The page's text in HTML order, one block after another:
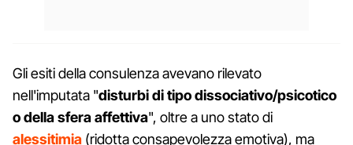
Gli esiti della consulenza avevano rilevato
nell'imputata "disturbi di tipo dissociativo/psicotico
o della sfera affettiva", oltre a uno stato di
alessitimia (ridotta consapevolezza emotiva), ma